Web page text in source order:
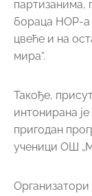
партизанима,
бораца НОР-а
цвеће и на
мира“.
Такође,
интонирана
пригодан
ученици ОШ